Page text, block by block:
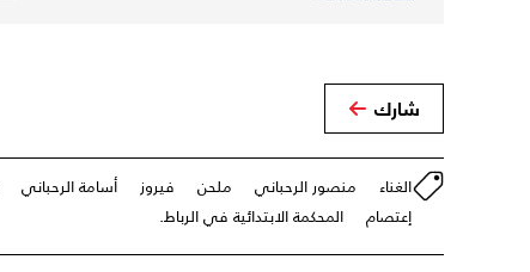
شارك
الغناء منصور الرحباني ملحن فيروز أسامة الرحباني
إعتصام
المحكمة الابتدائية في الرباط.